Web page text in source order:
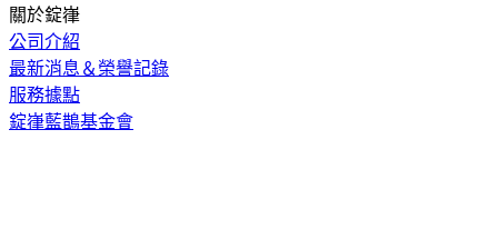
關於錠嵂
公司介紹
最新消息＆榮譽記錄
服務據點
錠嵂藍鵲基金會